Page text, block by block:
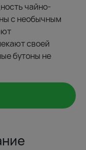
чайно-
с необычным
своей
бутоны не